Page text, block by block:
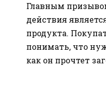
Главным
действия
продукта.
понимать, что
как он прочтет